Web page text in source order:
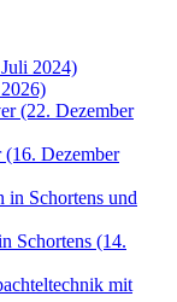
2024)
(22. Dezember
(16. Dezember
in Schortens und
Schortens (14.
mit